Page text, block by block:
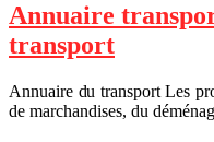
Annuaire
transport
Annuaire du transport Les
de marchandises, du